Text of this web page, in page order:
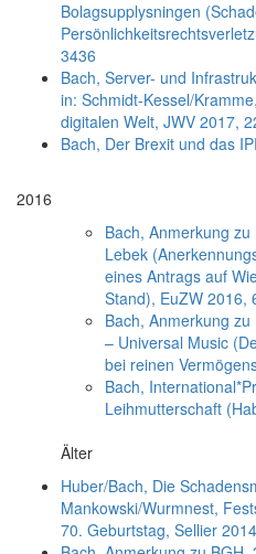
Bolagsupplysningen
3436
Bach, Server- und
in: Schmidt-Kessel/
digitalen Welt, JWV 2017,
Bach, Der Brexit und das
2016
Bach, Anmerkung
Lebek
eines Antrags auf
Stand), EuZW 2016,
Bach, Anmerkung
– Universal Music
bei reinen
Bach,
Leihmutterschaft
Älter
Huber/Bach, Die
Mankowski/Wurmnest,
70. Geburtstag, Sellier